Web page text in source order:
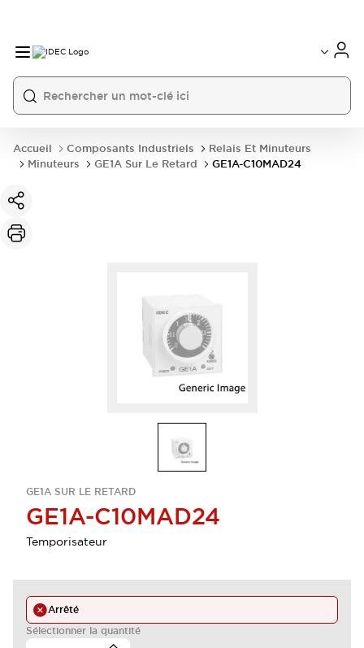
Accueil Composants Industriels
Relais Et Minuteurs
Minuteurs
GE1A Sur Le Retard GE1A-C10MAD24
GE1A SUR LE RETARD
GE1A-C10MAD24
Temporisateur
Arrêté
Sélectionner la quantité